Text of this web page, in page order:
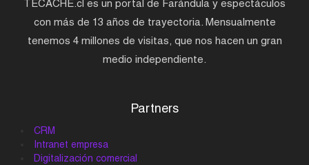
TECACHE.cl es un portal de Farándula y espectáculos
con más de 13 años de trayectoria. Mensualmente
tenemos 4 millones de visitas, que nos hacen un gran
medio independiente.
Partners
CRM
Intranet empresa
Digitalización comercial